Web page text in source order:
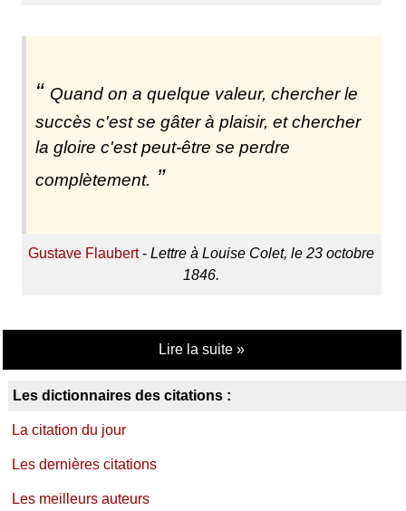
Quand on a quelque valeur, chercher le
succès c'est se gâter à plaisir, et chercher
la gloire c'est peut-être se perdre
complètement.
Gustave Flaubert-Lettre à Louise Colet, le 23 octobre
1846.
Lire la suite »
Les dictionnaires des citations :
La citation du jour
Les dernières citations
Les meilleurs auteurs